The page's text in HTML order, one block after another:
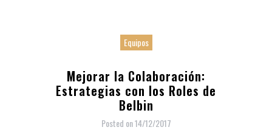
Equipos
Mejorar la Colaboración:
Estrategias con los Roles de
Belbin
Posted on14/12/2017